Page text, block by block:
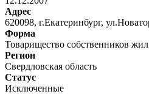
Адрес
620098, г.Екатеринбург,
Форма
Товарищество собственников
Регион
Свердловская область
Статус
Исключенные